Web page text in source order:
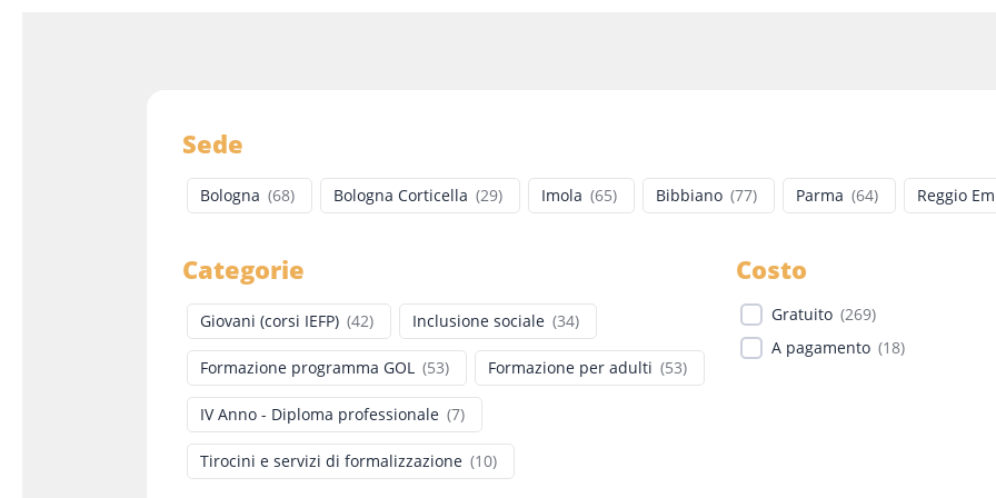
Sede
Bologna (68) Bologna Corticella (29) Imola (65) Bibbiano (77) Parma (64) Reggio
Categorie
Giovani (corsi IEFP) (42) Inclusione sociale (34)
Formazione programma GOL (53) Formazione per adulti (53)
IV Anno - Diploma professionale (7)
Tirocini e servizi di formalizzazione (10)
Costo
Gratuito (269)
A pagamento (18)